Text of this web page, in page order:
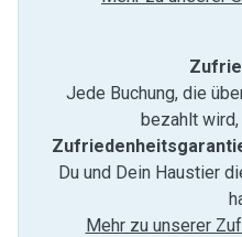
Jede Buchung, die
bezahlt
Du und Dein Haustier
Mehr zu unserer